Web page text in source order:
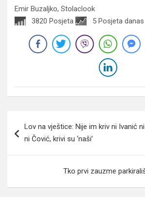
Emir Buzaljko, Stolaclook
3820 Posjeta
5 Posjeta danas
članaka
Lov na vještice: Nije im kriv ni Ivanić
ni Čović, krivi su ‘naši’
Tko prvi zauzme